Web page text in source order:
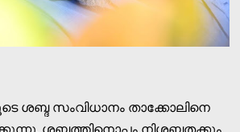
ശബ്ദ സംവിധാനം താക്കോലിനെ